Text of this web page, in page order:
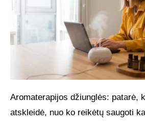
Aromaterapijos džiunglės: patarė,
atskleidė, nuo ko reikėtų saugoti